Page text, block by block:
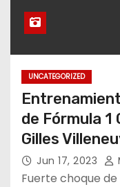
UNCATEGORIZED
de Fórmula
Gilles
Jun 17, 2023
Fuerte choque